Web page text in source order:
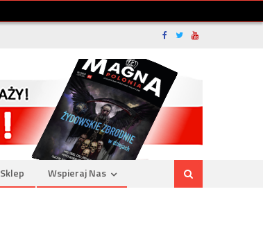
Sklep Wspieraj Nas